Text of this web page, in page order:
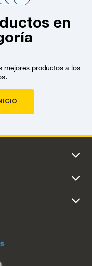
en
mejores productos a los